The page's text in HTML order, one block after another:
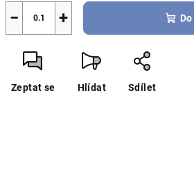
+
−
Zeptat se Hlídat Sdílet